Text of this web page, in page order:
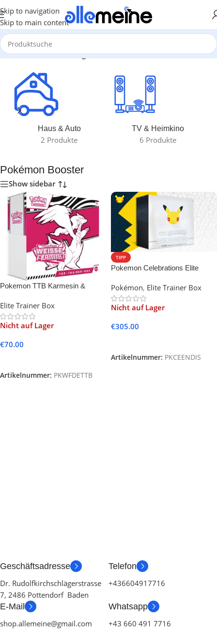
Skip to navigation
Skip to main content
Start/Produkte verschlagwortet mit „Pokémon Booster“
Haus & Auto
2 Produkte
TV & Heimkino
6 Produkte
Pokémon Booster
Show sidebar
Pokemon TTB Karmesin &
Elite Trainer Box
Nicht auf Lager
€70.00
Artikelnummer: PKWFDETTB
TIPP
Pokemon Celebrations Elite
Anniversary
Pokémon, Elite Trainer Box
Nicht auf Lager
€305.00
Artikelnummer: PKCEENDIS
Geschäftsadresse
Dr. Rudolfkirchschlägerstrasse
7, 2486 Pottendorf Baden
Telefon
+436604917716
E-Mail
shop.allemeine@gmail.com
Whatsapp
+43 660 491 7716